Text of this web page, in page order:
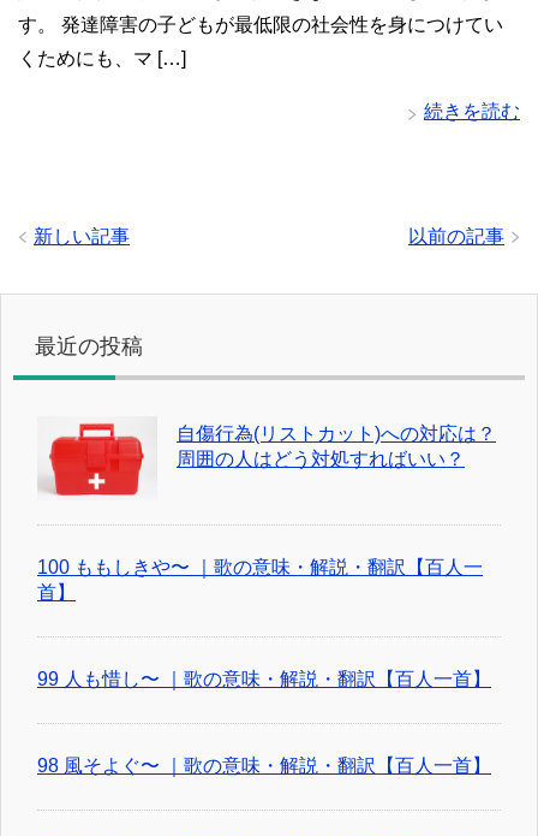
す。 発達障害の子どもが最低限の社会性を身につけてい
くためにも、マ […]
続きを読む
以前の記事
新しい記事
最近の投稿
自傷行為(リストカット)への対応は？
周囲の人はどう対処すればいい？
100 ももしきや〜 ｜歌の意味・解説・翻訳【百人一
首】
99 人も惜し〜 ｜歌の意味・解説・翻訳【百人一首】
98 風そよぐ〜 ｜歌の意味・解説・翻訳【百人一首】